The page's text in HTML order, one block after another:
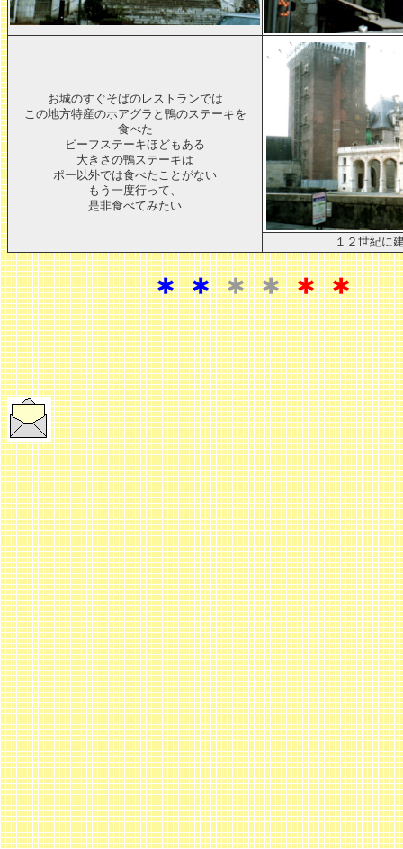
お城のすぐそばのレストランでは
この地方特産のホアグラと鴨のステーキを
食べた
ビーフステーキほどもある
大きさの鴨ステーキは
ポー以外では食べたことがない
もう一度行って、
是非食べてみたい
１２世紀に
＊＊＊＊＊＊